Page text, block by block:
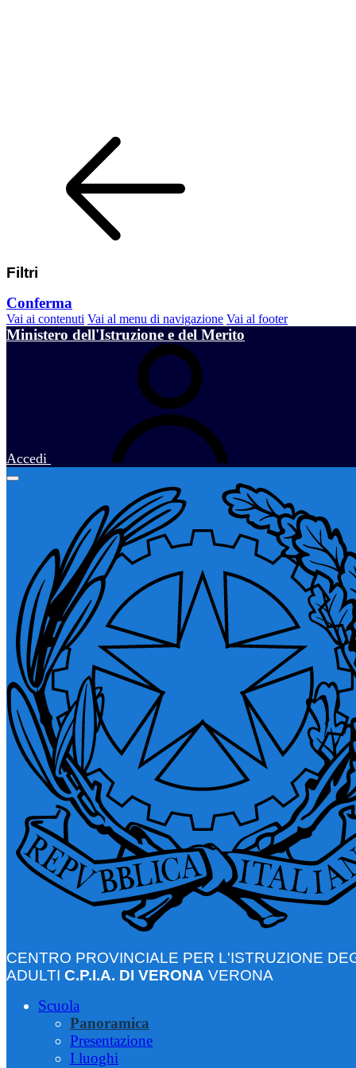
Filtri
Conferma
Vai ai contenuti Vai al menu di navigazione Vai al footer
Ministero dell'Istruzione e del Merito
Accedi
CENTRO PROVINCIALE PER L'ISTRUZIONE
ADULTI C.P.I.A. DI VERONA VERONA
Scuola
Panoramica
Presentazione
I luoghi